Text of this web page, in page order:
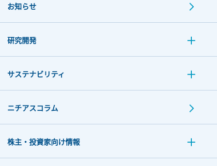
お知らせ
研究開発
サステナビリティ
ニチアスコラム
株主・投資家向け情報